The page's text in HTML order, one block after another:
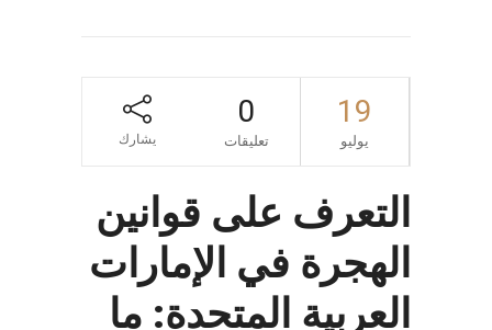
19
يوليو
0
تعليقات يشارك
التعرف على قوانين
الهجرة في الإمارات
العربية المتحدة: ما